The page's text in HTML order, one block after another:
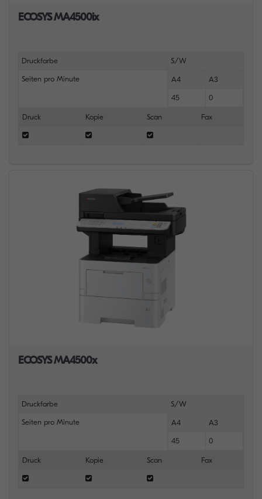
ECOSYS MA4500ix
Druckfarbe S/W
Seiten pro Minute A4 A3
45 0
Druck Kopie Scan Fax
ECOSYS MA4500x
Druckfarbe S/W
Seiten pro Minute A4 A3
45 0
Druck Kopie Scan Fax